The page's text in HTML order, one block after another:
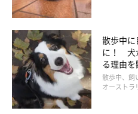
●ミニチュア・ピンシャー
●ミニチュア・シュナウザー
●ボストン・テリア
●ウエストハイランド・ホワイ
●パピヨン
●ビション・フリーゼ
散歩中
に！ 犬
る理由
散歩中、飼
オースト